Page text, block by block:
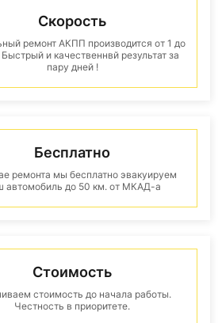
Скорость
ремонт АКПП производится от 1 до
и качественнвй результат за
пару дней !
Бесплатно
ремонта мы бесплатно эвакуируем
автомобиль до 50 км. от МКАД-а
Стоимость
стоимость до начала работы.
Честность в приоритете.